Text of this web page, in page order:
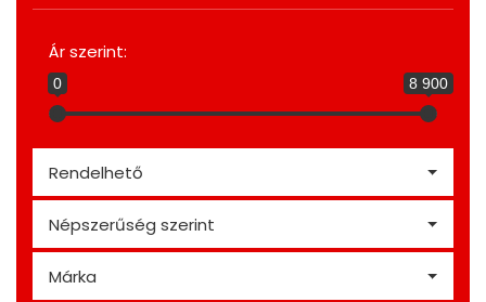
Ár szerint:
0 8 900
Rendelhető
Népszerűség szerint
Márka